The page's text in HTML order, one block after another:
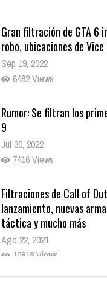
Gran filtración de GTA 6
robo, ubicaciones de
Sep 19, 2022
6482 Views
Rumor: Se filtran los
9
Jul 30, 2022
7416 Views
Filtraciones de Call of
lanzamiento, nuevas
táctica y mucho más
Ago 22, 2021
10818 Views
La configuración de Call